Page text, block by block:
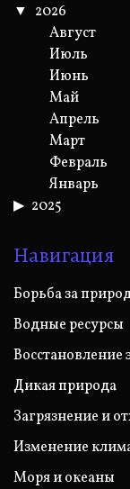
2026
Август
Июль
Июнь
Май
Апрель
Март
Февраль
Январь
2025
Навигация
Борьба за
Водные ресурсы
Восстановление
Дикая природа
Загрязнение и
Изменение
Моря и океаны